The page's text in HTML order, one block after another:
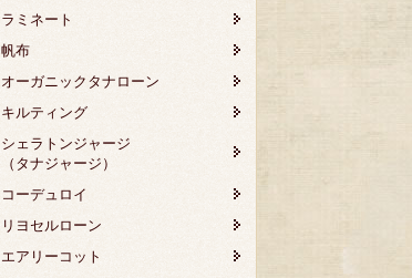
ラミネート
帆布
オーガニックタナローン
キルティング
シェラトンジャージ
（タナジャージ）
コーデュロイ
リヨセルローン
エアリーコット